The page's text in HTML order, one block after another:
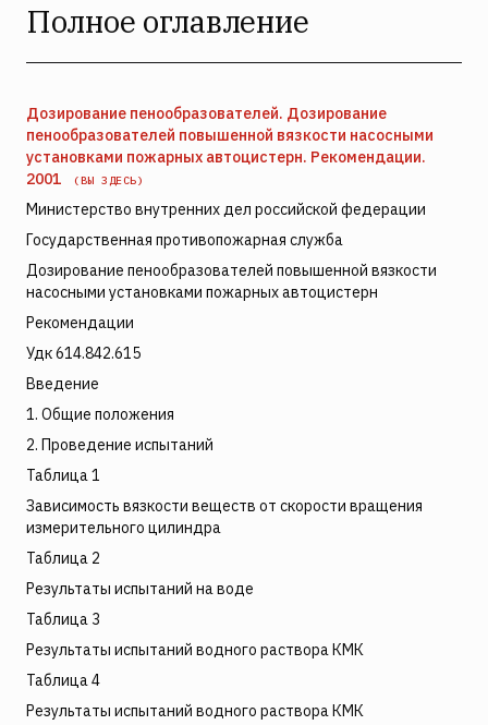
Полное оглавление
Дозирование пенообразователей. Дозирование
пенообразователей повышенной вязкости насосными
установками пожарных автоцистерн. Рекомендации.
2001
(ВЫ ЗДЕСЬ)
Министерство внутренних дел российской федерации
Государственная противопожарная служба
Дозирование пенообразователей повышенной вязкости
насосными установками пожарных автоцистерн
Рекомендации
Удк 614.842.615
Введение
1. Общие положения
2. Проведение испытаний
Таблица 1
Зависимость вязкости веществ от скорости вращения
измерительного цилиндра
Таблица 2
Результаты испытаний на воде
Таблица 3
Результаты испытаний водного раствора КМК
Таблица 4
Результаты испытаний водного раствора КМК